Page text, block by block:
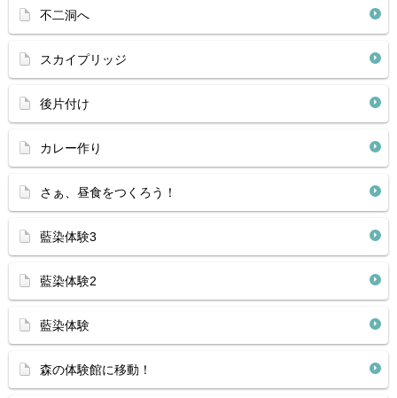
不二洞へ
スカイプリッジ
後片付け
カレー作り
さぁ、昼食をつくろう！
藍染体験3
藍染体験2
藍染体験
森の体験館に移動！